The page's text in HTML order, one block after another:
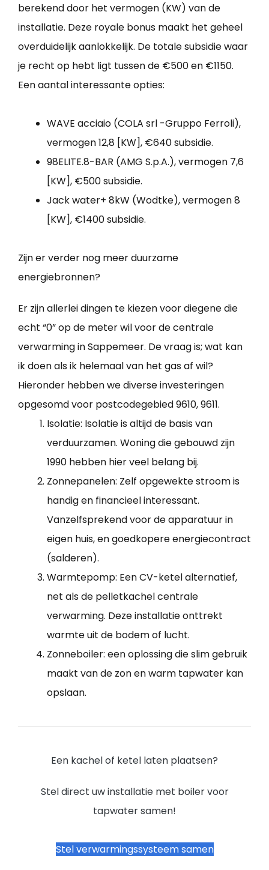
berekend door het vermogen (KW) van de
installatie. Deze royale bonus maakt het geheel
overduidelijk aanlokkelijk. De totale subsidie waar
je recht op hebt ligt tussen de €500 en €1150.
Een aantal interessante opties:
WAVE acciaio (COLA srl -Gruppo Ferroli),
vermogen 12,8 [KW], €640 subsidie.
98ELITE.8-BAR (AMG S.p.A.), vermogen 7,6
[KW], €500 subsidie.
Jack water+ 8kW (Wodtke), vermogen 8
[KW], €1400 subsidie.
Zijn er verder nog meer duurzame
energiebronnen?
Er zijn allerlei dingen te kiezen voor diegene die
echt “0” op de meter wil voor de centrale
verwarming in Sappemeer. De vraag is; wat kan
ik doen als ik helemaal van het gas af wil?
Hieronder hebben we diverse investeringen
opgesomd voor postcodegebied 9610, 9611.
Isolatie: Isolatie is altijd de basis van
verduurzamen. Woning die gebouwd zijn
1990 hebben hier veel belang bij.
Zonnepanelen: Zelf opgewekte stroom is
handig en financieel interessant.
Vanzelfsprekend voor de apparatuur in
eigen huis, en goedkopere energiecontract
(salderen).
Warmtepomp: Een CV-ketel alternatief,
net als de pelletkachel centrale
verwarming. Deze installatie onttrekt
warmte uit de bodem of lucht.
Zonneboiler: een oplossing die slim gebruik
maakt van de zon en warm tapwater kan
opslaan.
Een kachel of ketel laten plaatsen?
Stel direct uw installatie met boiler voor
tapwater samen!
Stel verwarmingssysteem samen